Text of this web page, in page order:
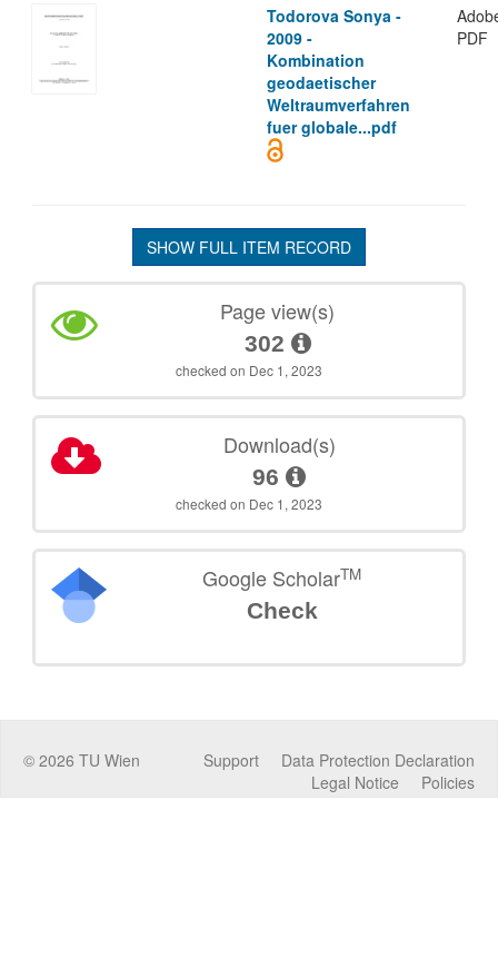
Todorova Sonya -
2009 -
Kombination
geodaetischer
Weltraumverfahren
fuer globale...pdf
PDF
SHOW FULL ITEM RECORD
Page view(s)
302
checked on Dec 1, 2023
Download(s)
96
checked on Dec 1, 2023
Google ScholarTM
Check
© 2026 TU Wien Data Protection Declaration
Support
Policies
Legal Notice